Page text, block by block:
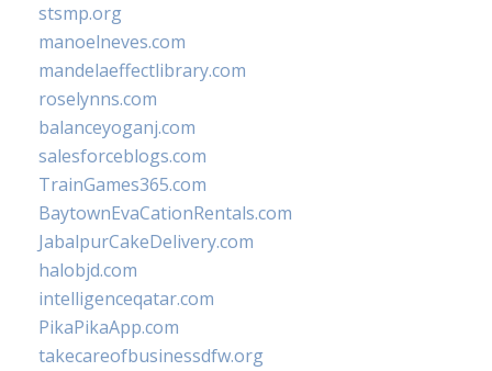
stsmp.org
manoelneves.com
mandelaeffectlibrary.com
roselynns.com
balanceyoganj.com
salesforceblogs.com
TrainGames365.com
BaytownEvaCationRentals.com
JabalpurCakeDelivery.com
halobjd.com
intelligenceqatar.com
PikaPikaApp.com
takecareofbusinessdfw.org